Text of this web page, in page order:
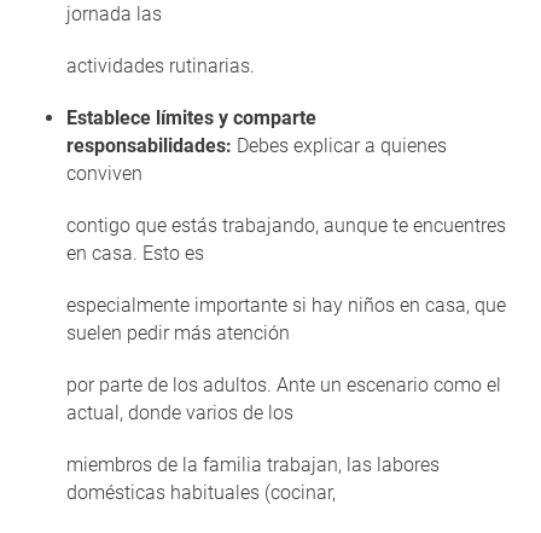
jornada las
actividades rutinarias.
Establece límites y comparte
responsabilidades: Debes explicar a quienes
conviven
contigo que estás trabajando, aunque te encuentres
en casa. Esto es
especialmente importante si hay niños en casa, que
suelen pedir más atención
por parte de los adultos. Ante un escenario como el
actual, donde varios de los
miembros de la familia trabajan, las labores
domésticas habituales (cocinar,